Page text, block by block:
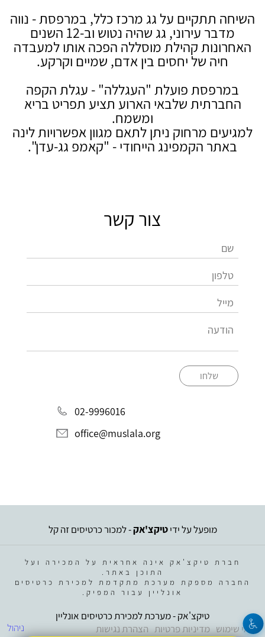
השיחה תתקיים על גג מרכז כלל, במרפסת - נווה
מדבר עירוני, גג שהיה נטוש וב-12 השנים
האחרונות קהילת מוסללה הפכה אותו למעבדה
חיה של יחסים בין אדם, שמיים וקרקע.
במרפסת פועלת "העגללה" - עגלת הקפה
החברתית שלבאי הארוע תציע תפריט בריא
ומשמח.
למגיעים מרחוק ניתן לתאם מגוון אפשרויות לינה
באתר הקמפינג הייחודי - "קאמפ גג-עדן".
צור קשר
שלחו
02-9996016
office@muslala.org
מופעל על ידיטיקצ'אק- למכור כרטיסים זה קל
חברת טיקצ'אק אינה אחראית על המכירה ועל
התוכן באתר.
החברה מספקת מערכת מתקדמת למכירת כרטיסים
אונליין עבור המפיק.
ניהול
טיקצ'אק - מערכת למכירת כרטיסים אונליין
תנאי שימוש מדיניות פרטיות הצהרת נגישות